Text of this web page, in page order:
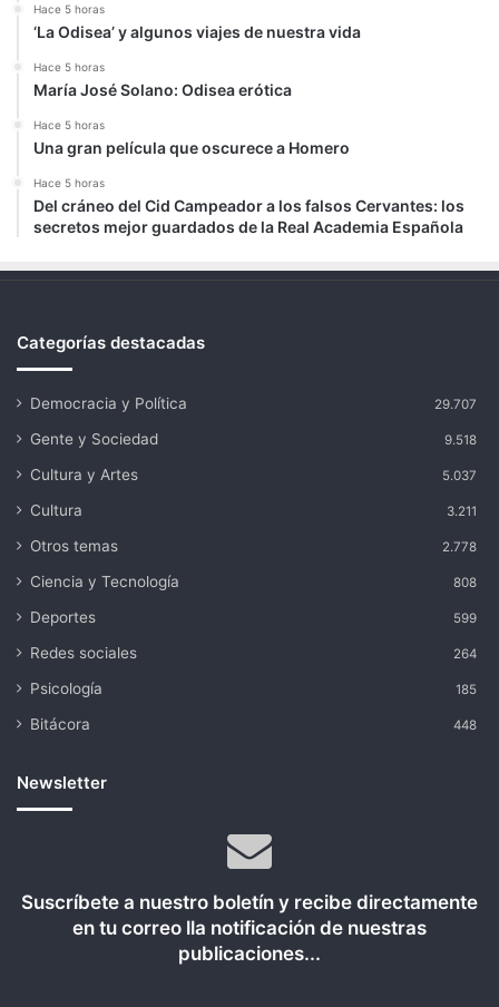
Hace 5 horas
‘La Odisea’ y algunos viajes de nuestra vida
Hace 5 horas
María José Solano: Odisea erótica
Hace 5 horas
Una gran película que oscurece a Homero
Hace 5 horas
Del cráneo del Cid Campeador a los falsos Cervantes: los
secretos mejor guardados de la Real Academia Española
Categorías destacadas
Democracia y Política 29.707
Gente y Sociedad 9.518
Cultura y Artes 5.037
Cultura 3.211
Otros temas 2.778
Ciencia y Tecnología 808
Deportes 599
Redes sociales 264
Psicología 185
Bitácora 448
Newsletter
Suscríbete a nuestro boletín y recibe directamente
en tu correo lla notificación de nuestras
publicaciones...